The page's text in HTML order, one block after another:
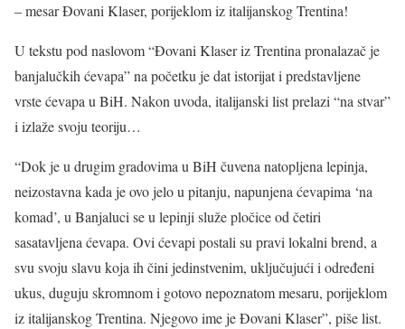
– mesar Đovani Klaser, porijeklom iz italijanskog Trentina!
U tekstu pod naslovom “Đovani Klaser iz Trentina pronalazač je
banjalučkih ćevapa” na početku je dat istorijat i predstavljene
vrste ćevapa u BiH. Nakon uvoda, italijanski list prelazi “na stvar”
i izlaže svoju teoriju…
“Dok je u drugim gradovima u BiH čuvena natopljena lepinja,
neizostavna kada je ovo jelo u pitanju, napunjena ćevapima ‘na
komad’, u Banjaluci se u lepinji služe pločice od četiri
sasatavljena ćevapa. Ovi ćevapi postali su pravi lokalni brend, a
svu svoju slavu koja ih čini jedinstvenim, uključujući i određeni
ukus, duguju skromnom i gotovo nepoznatom mesaru, porijeklom
iz italijanskog Trentina. Njegovo ime je Đovani Klaser”, piše list.